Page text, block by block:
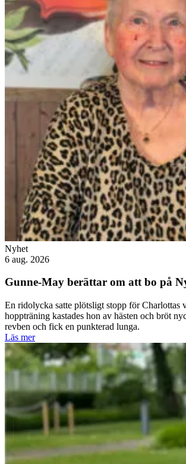
Nyhet
6 aug. 2026
Gunne-May berättar om att bo på
En ridolycka satte plötsligt stopp för Charlottas
hoppträning kastades hon av hästen och bröt
revben och fick en punkterad lunga.
Läs mer